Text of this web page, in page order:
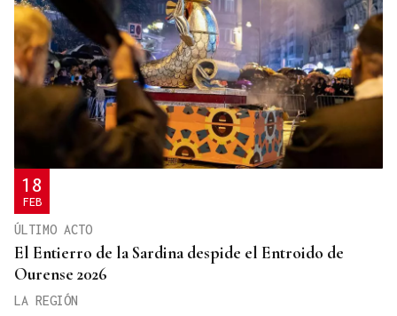
18
FEB
ÚLTIMO ACTO
El Entierro de la Sardina despide el Entroido de
Ourense 2026
LA REGIÓN